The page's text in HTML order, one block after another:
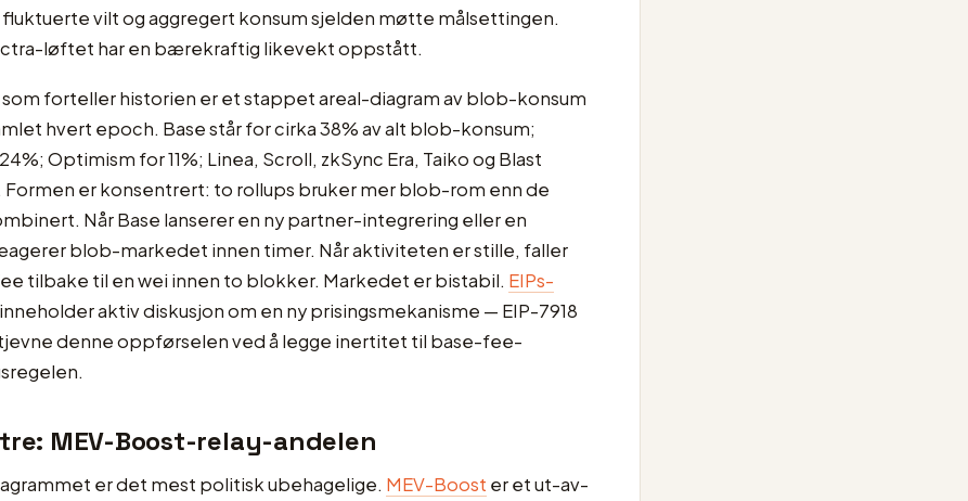
vilt og aggregert konsum sjelden møtte målsettingen.
løftet har en bærekraftig likevekt oppstått.
forteller historien er et stappet areal-diagram av blob-konsum
hvert epoch. Base står for cirka 38% av alt blob-konsum;
Optimism for 11%; Linea, Scroll, zkSync Era, Taiko og Blast
er konsentrert: to rollups bruker mer blob-rom enn de
Når Base lanserer en ny partner-integrering eller en
blob-markedet innen timer. Når aktiviteten er stille, faller
tilbake til en wei innen to blokker. Markedet er bistabil. EIPs-
inneholder aktiv diskusjon om en ny prisingsmekanisme — EIP-7918
denne oppførselen ved å legge inertitet til base-fee-
MEV-Boost-relay-andelen
er det mest politisk ubehagelige. MEV-Boost er et ut-av-